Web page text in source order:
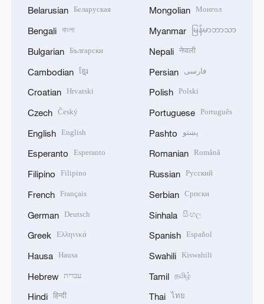
Belarusian Беларуская
Bengali বাংলা
Bulgarian Български
Cambodian ខ្មែរ
Croatian Hrvatski
Czech Český
English English
Esperanto Esperanto
Filipino Filipino
French Français
German Deutsch
Greek Ελληνικά
Hausa Hausa
Hebrew עברית
Hindi हिन्दी
Mongolian Монгол
Myanmar မြန်မာဘာသာ
Nepali नेपाली
Persian فارسی
Polish Polski
Portuguese Português
Pashto پښتو
Romanian Română
Russian Русский
Serbian Српски
Sinhala සිංහල
Spanish Español
Swahili Kiswahili
Tamil தமிழ்
Thai ไทย